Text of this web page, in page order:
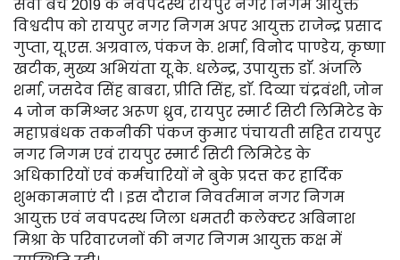
सेवा बैच 2019 के नवपदस्थ रायपुर नगर निगम आयुक्त
विश्वदीप को रायपुर नगर निगम अपर आयुक्त राजेन्द्र प्रसाद
गुप्ता, यू.एस. अग्रवाल, पंकज के. शर्मा, विनोद पाण्डेय, कृष्णा
खटीक, मुख्य अभियंता यू.के. धलेन्द्र, उपायुक्त डाॅ. अंजलि
शर्मा, जसदेव सिंह बाबरा, प्रीति सिंह, डाॅ. दिव्या चंद्रवंशी, जोन
4 जोन कमिश्नर अरूण ध्रुव, रायपुर स्मार्ट सिटी लिमिटेड के
महाप्रबंधक तकनीकी पंकज कुमार पंचायती सहित रायपुर
नगर निगम एवं रायपुर स्मार्ट सिटी लिमिटेड के
अधिकारियों एवं कर्मचारियों ने बुके प्रदत्त कर हार्दिक
शुभकामनाएं दी । इस दौरान निवर्तमान नगर निगम
आयुक्त एवं नवपदस्थ जिला धमतरी कलेक्टर अबिनाश
मिश्रा के परिवारजनों की नगर निगम आयुक्त कक्ष में